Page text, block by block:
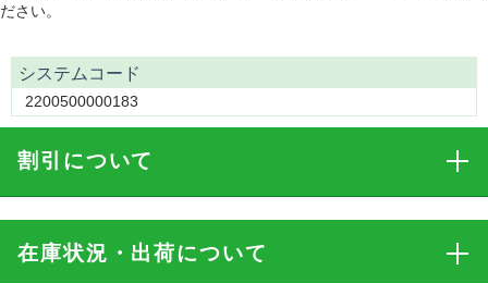
ださい。
システムコード
2200500000183
割引 について
在庫状況・出荷について